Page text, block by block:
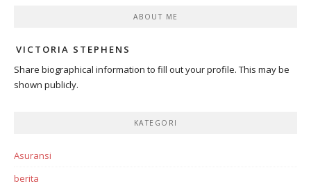
ABOUT ME
VICTORIA STEPHENS
Share biographical information to fill out your profile. This may be
shown publicly.
KATEGORI
Asuransi
berita